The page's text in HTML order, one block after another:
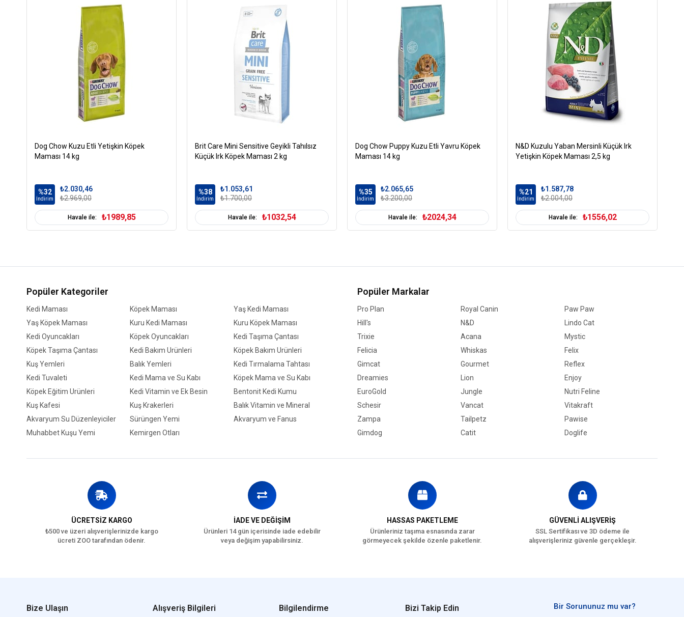
Dog Chow Kuzu Etli Yetişkin Köpek
Maması 14 kg
%32
İndirim
₺2.030,46
₺2.969,00
Havale ile: ₺1989,85
Brit Care Mini Sensitive Geyikli Tahılsız
Küçük Irk Köpek Maması 2 kg
%38
İndirim
₺1.053,61
₺1.700,00
Havale ile: ₺1032,54
Dog Chow Puppy Kuzu Etli Yavru Köpek
Maması 14 kg
%35
İndirim
₺2.065,65
₺3.200,00
Havale ile: ₺2024,34
N&D Kuzulu Yaban Mersinli Küçük Irk
Yetişkin Köpek Maması 2,5 kg
%21
İndirim
₺1.587,78
₺2.004,00
Havale ile: ₺1556,02
Popüler Kategoriler
Kedi Maması Köpek Maması
Yaş Kedi Maması
Yaş Köpek Maması
Kuru Kedi Maması
Kuru Köpek Maması
Kedi Oyuncakları
Köpek Oyuncakları
Kedi Taşıma Çantası
Köpek Taşıma Çantası
Kedi Bakım Ürünleri
Köpek Bakım Ürünleri
Kuş Yemleri
Balık Yemleri
Kedi Tırmalama Tahtası
Kedi Tuvaleti
Kedi Mama ve Su Kabı
Köpek Mama ve Su Kabı
Köpek Eğitim Ürünleri
Kedi Vitamin ve Ek Besin
Bentonit Kedi Kumu
Kuş Kafesi
Kuş Krakerleri
Balık Vitamin ve Mineral
Akvaryum Su Düzenleyiciler
Sürüngen Yemi
Akvaryum ve Fanus
Muhabbet Kuşu Yemi
Kemirgen Otları
Popüler Markalar
Pro Plan Royal Canin
Paw Paw
Hill's
N&D
Lindo Cat
Trixie
Acana
Mystic
Felicia
Whiskas
Felix
Gimcat
Gourmet
Reflex
Dreamies
Lion
Enjoy
EuroGold
Jungle
Nutri Feline
Schesir
Vancat
Vitakraft
Zampa
Tailpetz
Pawise
Gimdog
Catit Doglife
ÜCRETSİZ KARGO
₺500 ve üzeri alışverişlerinizde kargo
ücreti ZOO tarafından ödenir.
İADE VE DEĞİŞİM
Ürünleri 14 gün içerisinde iade edebilir
veya değişim yapabilirsiniz.
HASSAS PAKETLEME
Ürünleriniz taşıma esnasında zarar
görmeyecek şekilde özenle paketlenir.
GÜVENLİ ALIŞVERİŞ
SSL Sertifikası ve 3D ödeme ile
alışverişleriniz güvenle gerçekleşir.
Bize Ulaşın Alışveriş Bilgileri Bilgilendirme Bizi Takip Edin Bir Sorununuz mu var?